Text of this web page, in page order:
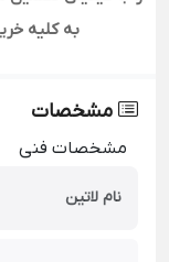
به کلیه
مشخصات
مشخصات فنی
نام لاتین